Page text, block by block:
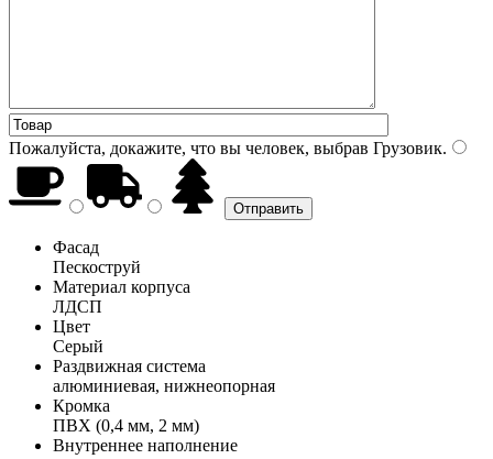
Пожалуйста, докажите, что вы человек, выбрав Грузовик.
Фасад
Пескоструй
Материал корпуса
ЛДСП
Цвет
Серый
Раздвижная система
алюминиевая, нижнеопорная
Кромка
ПВХ (0,4 мм, 2 мм)
Внутреннее наполнение